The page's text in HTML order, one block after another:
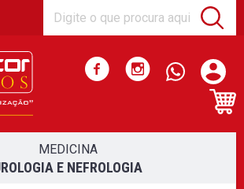
MEDICINA
E NEFROLOGIA